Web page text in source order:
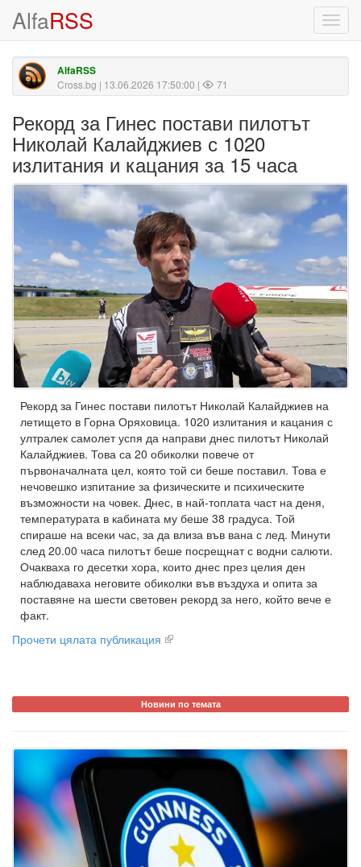
AlfaRSS
AlfaRSS
Cross.bg | 13.06.2026 17:50:00 | 71
Рекорд за Гинес постави пилотът
Николай Калайджиев с 1020
излитания и кацания за 15 часа
Рекорд за Гинес постави пилотът Николай Калайджиев на
летището в Горна Оряховица. 1020 излитания и кацания с
ултралек самолет успя да направи днес пилотът Николай
Калайджиев. Това са 20 обиколки повече от
първоначалната цел, която той си беше поставил. Това е
нечовешко изпитание за физическите и психическите
възможности на човек. Днес, в най-топлата част на деня,
температурата в кабината му беше 38 градуса. Той
спираше на всеки час, за да влиза във вана с лед. Минути
след 20.00 часа пилотът беше посрещнат с водни салюти.
Очакваха го десетки хора, които днес през целия ден
наблюдаваха неговите обиколки във въздуха и опита за
поставяне на шести световен рекорд за него, който вече е
факт.
Прочети цялата публикация
Новини по темата